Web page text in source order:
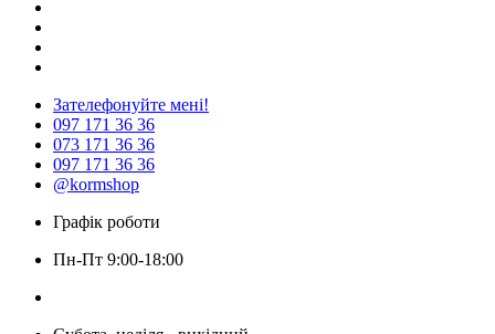
Зателефонуйте мені!
097 171 36 36
073 171 36 36
097 171 36 36
@kormshop
Графік роботи
Пн-Пт 9:00-18:00